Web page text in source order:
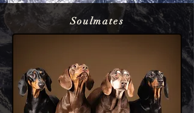
Soulmates